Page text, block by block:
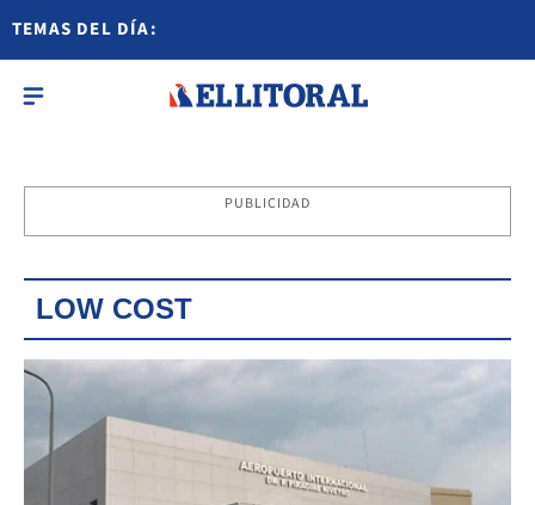
TEMAS DEL DÍA:
PUBLICIDAD
LOW COST